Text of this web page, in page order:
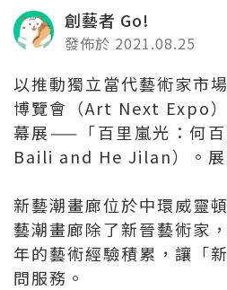
創藝者 Go!
發佈於 2021.08.25
以推動獨立當代藝術家市
博覽會（Art Next Expo）
幕展——「百里嵐光：何
Baili and He Jilan）。展
新藝潮畫廊位於中環威靈
藝潮畫廊除了新晉藝術家
年的藝術經驗積累，讓「
問服務。